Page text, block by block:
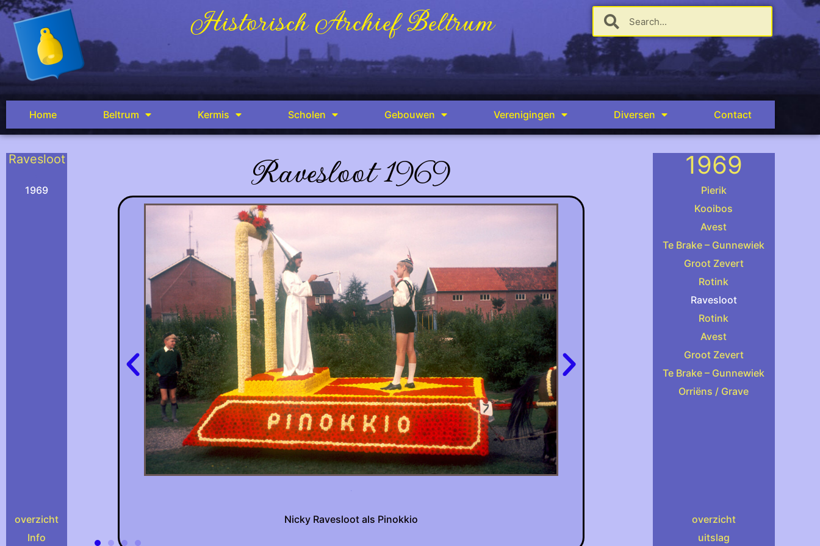
Historisch Archief Beltrum
Home Beltrum Kermis Scholen Gebouwen Verenigingen Diversen Contact
Ravesloot
1969
overzicht
Info
Ravesloot 1969
Nicky Ravesloot als Pinokkio
Rechts Nico
1969
Pierik
Kooibos
Avest
Te Brake – Gunnewiek
Groot Zevert
Rotink
Ravesloot
Rotink
Avest
Groot Zevert
Te Brake – Gunnewiek
Orriëns / Grave
overzicht
uitslag